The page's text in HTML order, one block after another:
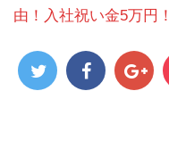
由！入社祝い金5万円！